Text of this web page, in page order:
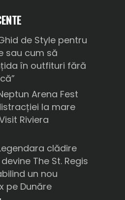
de Style pentru
sau cum să
în outfituri fără
Arena Fest
la mare
Riviera
clădire
The St. Regis
un nou
pe Dunăre